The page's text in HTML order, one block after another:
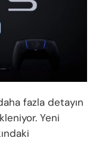
fazla detayın
Yeni